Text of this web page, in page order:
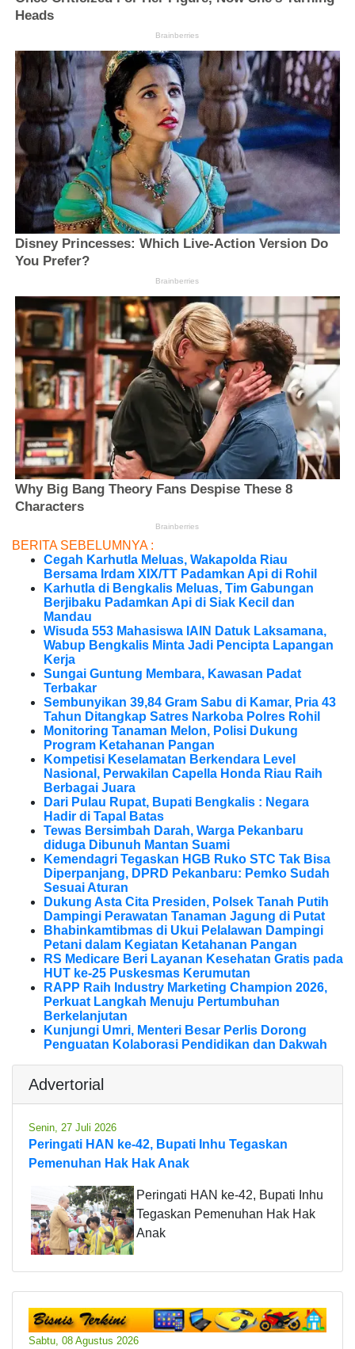
BERITA SEBELUMNYA :
Cegah Karhutla Meluas, Wakapolda Riau
Bersama Irdam XIX/TT Padamkan Api di Rohil
Karhutla di Bengkalis Meluas, Tim Gabungan
Berjibaku Padamkan Api di Siak Kecil dan
Mandau
Wisuda 553 Mahasiswa IAIN Datuk Laksamana,
Wabup Bengkalis Minta Jadi Pencipta Lapangan
Kerja
Sungai Guntung Membara, Kawasan Padat
Terbakar
Sembunyikan 39,84 Gram Sabu di Kamar, Pria 43
Tahun Ditangkap Satres Narkoba Polres Rohil
Monitoring Tanaman Melon, Polisi Dukung
Program Ketahanan Pangan
Kompetisi Keselamatan Berkendara Level
Nasional, Perwakilan Capella Honda Riau Raih
Berbagai Juara
Dari Pulau Rupat, Bupati Bengkalis : Negara
Hadir di Tapal Batas
Tewas Bersimbah Darah, Warga Pekanbaru
diduga Dibunuh Mantan Suami
Kemendagri Tegaskan HGB Ruko STC Tak Bisa
Diperpanjang, DPRD Pekanbaru: Pemko Sudah
Sesuai Aturan
Dukung Asta Cita Presiden, Polsek Tanah Putih
Dampingi Perawatan Tanaman Jagung di Putat
Bhabinkamtibmas di Ukui Pelalawan Dampingi
Petani dalam Kegiatan Ketahanan Pangan
RS Medicare Beri Layanan Kesehatan Gratis pada
HUT ke-25 Puskesmas Kerumutan
RAPP Raih Industry Marketing Champion 2026,
Perkuat Langkah Menuju Pertumbuhan
Berkelanjutan
Kunjungi Umri, Menteri Besar Perlis Dorong
Penguatan Kolaborasi Pendidikan dan Dakwah
Advertorial
Senin, 27 Juli 2026
Peringati HAN ke-42, Bupati Inhu Tegaskan
Pemenuhan Hak Hak Anak
Peringati HAN ke-42, Bupati Inhu
Tegaskan Pemenuhan Hak Hak
Anak
Sabtu, 08 Agustus 2026